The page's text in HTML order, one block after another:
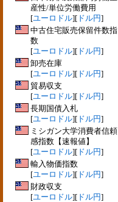
産性/単位労働費用
[ユーロドル][ ドル円]
中古住宅販売保留件数指
数
[ユーロドル][ ドル円]
卸売在庫
[ユーロドル][ ドル円]
貿易収支
[ユーロドル][ ドル円]
長期国債入札
[ユーロドル][ ドル円]
ミシガン大学消費者信頼
感指数【速報値】
[ユーロドル][ ドル円]
輸入物価指数
[ユーロドル][ ドル円]
財政収支
[ユーロドル][ ドル円]